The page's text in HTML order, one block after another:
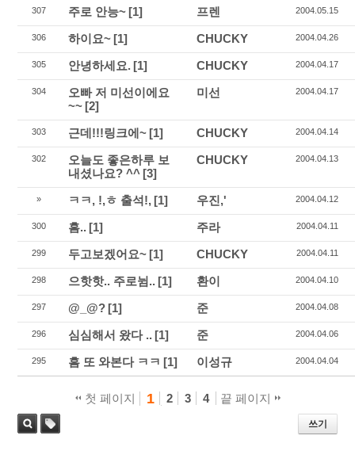
307 주로 안능~ [1] 프렌 2004.05.15
306 하이요~ [1] CHUCKY 2004.04.26
305 안녕하세요. [1] CHUCKY 2004.04.17
304
오빠 저 미선이에요
~~ [2]
미선 2004.04.17
303 근데!!!링크에~ [1] CHUCKY 2004.04.14
302
오늘도 좋은하루 보
내셨나요? ^^ [3]
CHUCKY 2004.04.13
» ㅋㅋ, !,ㅎ 출석!, [1] 우진,' 2004.04.12
300 흠.. [1] 주라 2004.04.11
299 두고보겠어요~ [1] CHUCKY 2004.04.11
298 으핫핫.. 주로뉨.. [1] 환이 2004.04.10
297 @_@? [1] 준 2004.04.08
296 심심해서 왔다 .. [1] 준 2004.04.06
295 흠 또 와본다 ㅋㅋ [1] 이성규 2004.04.04
첫 페이지 1 2 3 4 끝 페이지
쓰기